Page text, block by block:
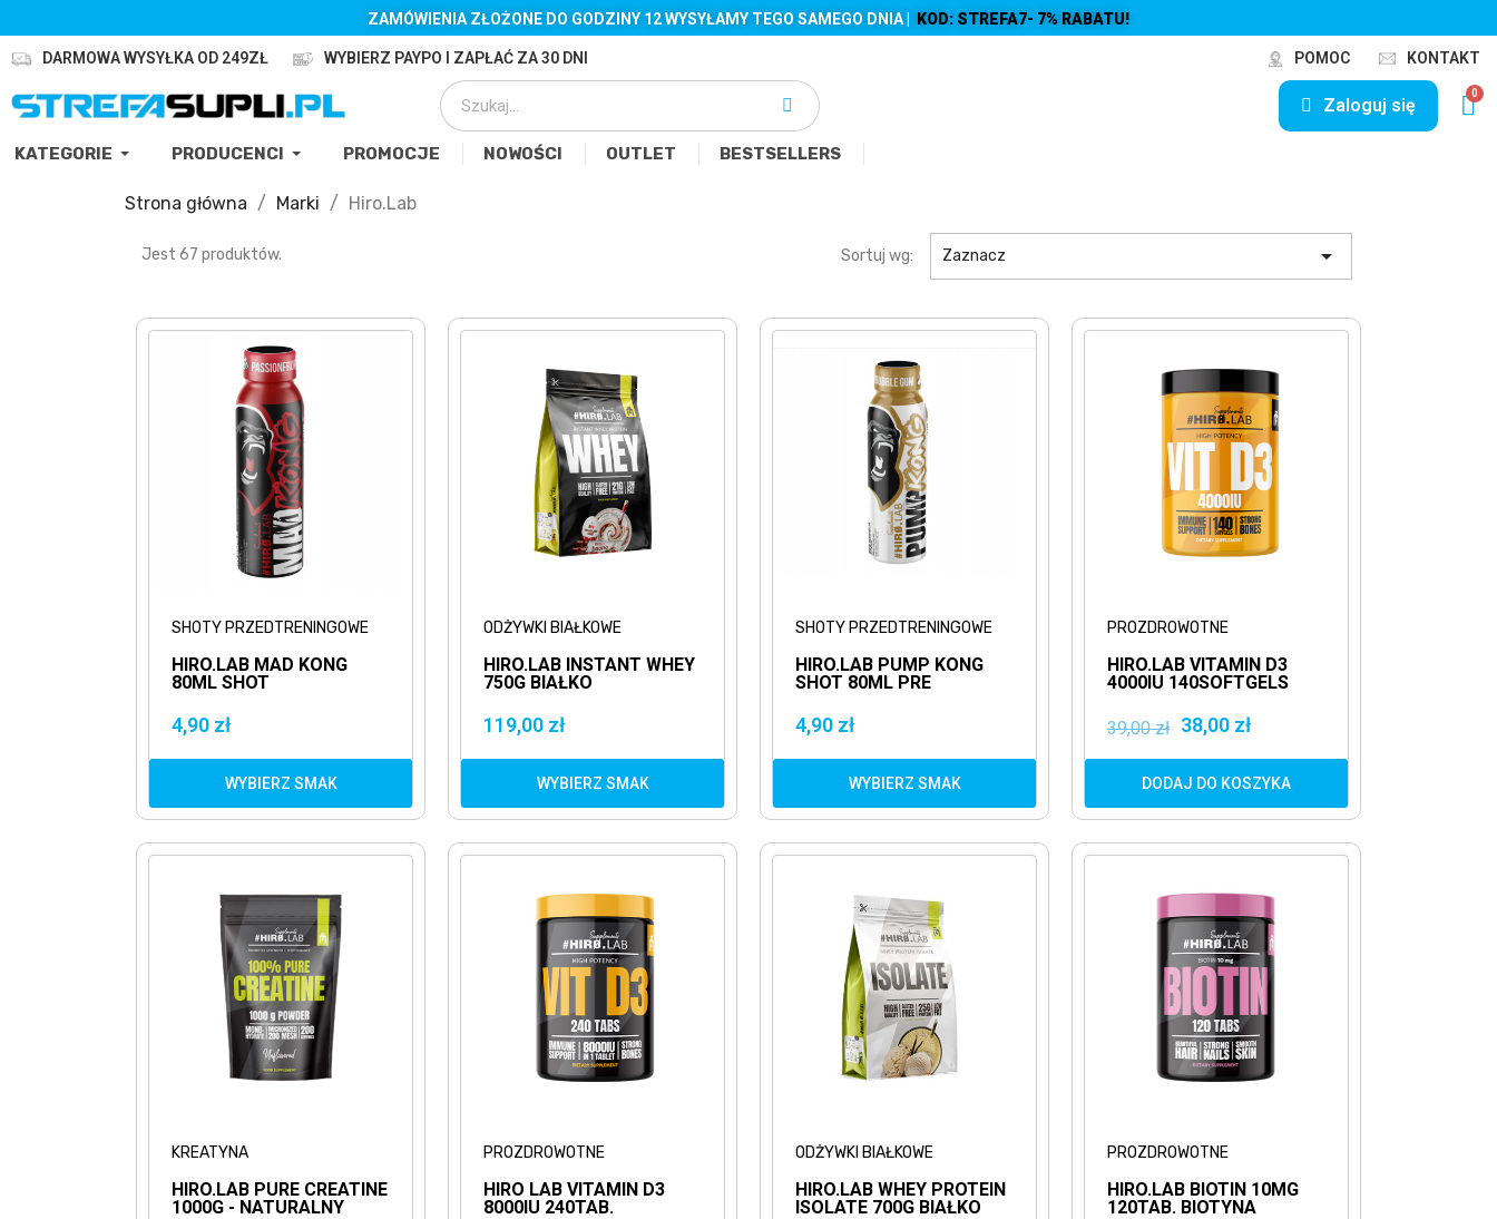
ZAMÓWIENIA ZŁOŻONE DO GODZINY 12 WYSYŁAMY TEGO SAMEGO DNIA | KOD: STREFA7- 7% RABATU!
DARMOWA WYSYŁKA OD 249ZŁ WYBIERZ PAYPO I ZAPŁAĆ ZA 30 DNI POMOC KONTAKT
Zaloguj się
KATEGORIE PRODUCENCI PROMOCJE NOWOŚCI OUTLET BESTSELLERS
Strona główna Marki Hiro.Lab
Jest 67 produktów. Sortuj wg: Zaznacz 
SHOTY PRZEDTRENINGOWE
HIRO.LAB MAD KONG
80ML SHOT
WORKOUT
4,90 zł
WYBIERZ SMAK
ODŻYWKI BIAŁKOWE
HIRO.LAB INSTANT WHEY
750G BIAŁKO
119,00 zł
WYBIERZ SMAK
SHOTY PRZEDTRENINGOWE
HIRO.LAB PUMP KONG
SHOT 80ML PRE
PRZEDTRENINGOWY
4,90 zł
WYBIERZ SMAK
PROZDROWOTNE
HIRO.LAB VITAMIN D3
4000IU 140SOFTGELS
39,00 zł 38,00 zł
DODAJ DO KOSZYKA
KREATYNA
HIRO.LAB PURE CREATINE
1000G - NATURALNY
PROZDROWOTNE
HIRO LAB VITAMIN D3
8000IU 240TAB.
ODŻYWKI BIAŁKOWE
HIRO.LAB WHEY PROTEIN
ISOLATE 700G BIAŁKO
PROZDROWOTNE
HIRO.LAB BIOTIN 10MG
120TAB. BIOTYNA